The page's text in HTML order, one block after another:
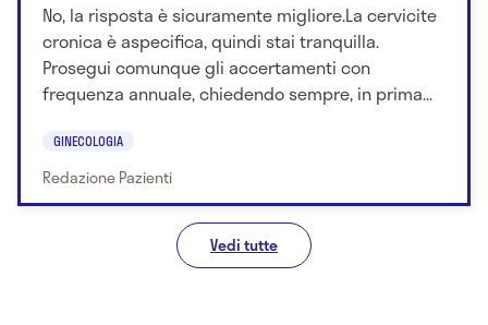
No, la risposta è sicuramente migliore.La cervicite
cronica è aspecifica, quindi stai tranquilla.
Prosegui comunque gli accertamenti con
frequenza annuale, chiedendo sempre, in prima...
GINECOLOGIA
Redazione Pazienti
Vedi tutte